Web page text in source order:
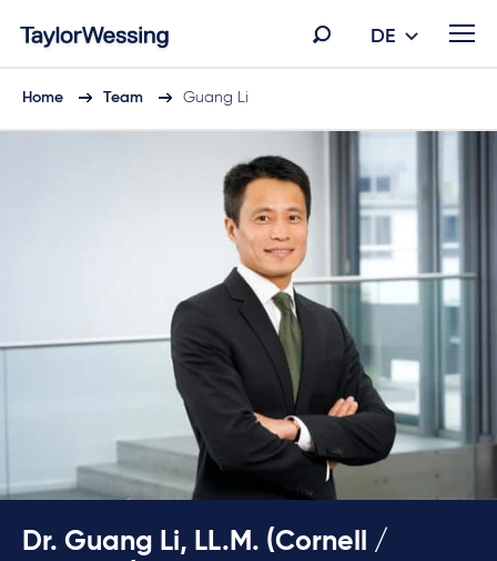
DE
Home Team Guang Li
Dr. Guang Li, LL.M. (Cornell /